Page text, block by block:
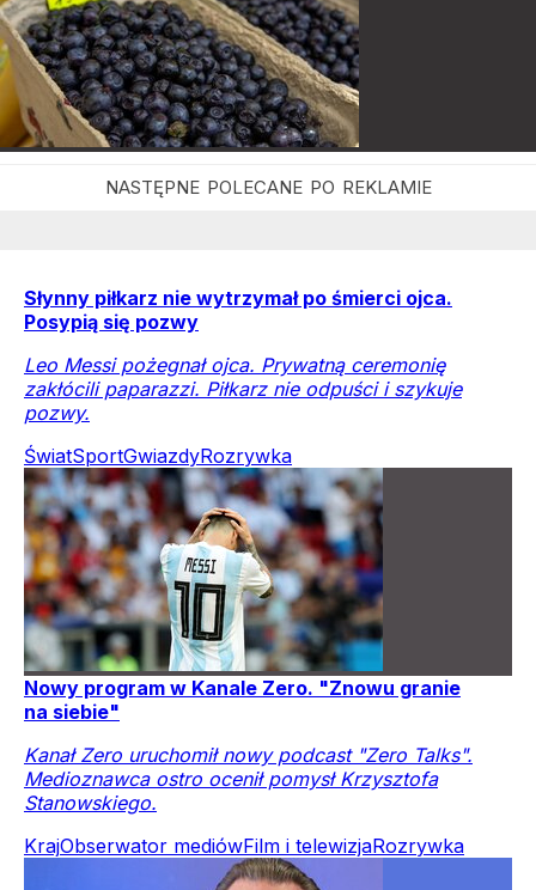
Słynny piłkarz nie wytrzymał po śmierci ojca.
Posypią się pozwy
Leo Messi pożegnał ojca. Prywatną ceremonię
zakłócili paparazzi. Piłkarz nie odpuści i szykuje
pozwy.
ŚwiatSportGwiazdyRozrywka
Nowy program w Kanale Zero. "Znowu granie
na siebie"
Kanał Zero uruchomił nowy podcast "Zero Talks".
Medioznawca ostro ocenił pomysł Krzysztofa
Stanowskiego.
KrajObserwator mediówFilm i telewizjaRozrywka